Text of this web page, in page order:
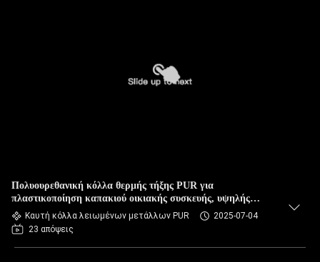
Πολυουρεθανική κόλλα θερμής τήξης PUR για
πλαστικοποίηση καπακιού οικιακής συσκευής, υψηλής
αντοχής, ευρείας προσαρμοστικότητας θερμοκρασίας,
χημικής αντοχής
Καυτή κόλλα λειωμένων μετάλλων PUR
2025-07-04
23 απόψεις